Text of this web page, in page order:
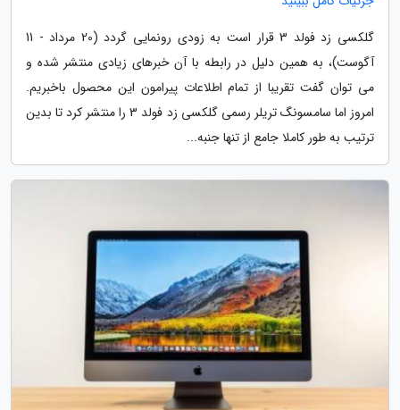
گلکسی زد فولد 3 قرار است به زودی رونمایی گردد (20 مرداد - 11
آگوست)، به همین دلیل در رابطه با آن خبرهای زیادی منتشر شده و
می توان گفت تقریبا از تمام اطلاعات پیرامون این محصول باخبریم.
امروز اما سامسونگ تریلر رسمی گلکسی زد فولد 3 را منتشر کرد تا بدین
ترتیب به طور کاملا جامع از تنها جنبه...